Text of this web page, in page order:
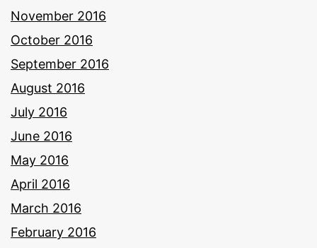
November 2016
October 2016
September 2016
August 2016
July 2016
June 2016
May 2016
April 2016
March 2016
February 2016